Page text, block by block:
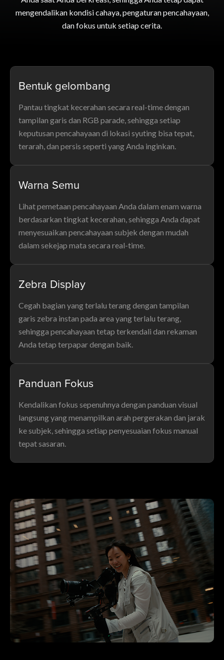
mengendalikan kondisi cahaya, pengaturan pencahayaan,
dan fokus untuk setiap cerita.
Bentuk gelombang
Pantau tingkat kecerahan secara real-time dengan
tampilan garis dan RGB parade, sehingga setiap
keputusan pencahayaan di lokasi syuting bisa tepat,
terarah, dan persis seperti yang Anda inginkan.
Warna Semu
Lihat pemetaan pencahayaan Anda dalam enam warna
berdasarkan tingkat kecerahan, sehingga Anda dapat
menyesuaikan pencahayaan subjek dengan mudah
dalam sekejap mata secara real-time.
Zebra Display
Cegah bagian yang terlalu terang dengan tampilan
garis zebra instan pada area yang terlalu terang,
sehingga pencahayaan tetap terkendali dan rekaman
Anda tetap terpapar dengan baik.
Panduan Fokus
Kendalikan fokus sepenuhnya dengan panduan visual
langsung yang menampilkan arah pergerakan dan jarak
ke subjek, sehingga setiap penyesuaian fokus manual
tepat sasaran.